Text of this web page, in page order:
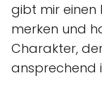
gibt mir einen
merken und
Charakter,
ansprechend